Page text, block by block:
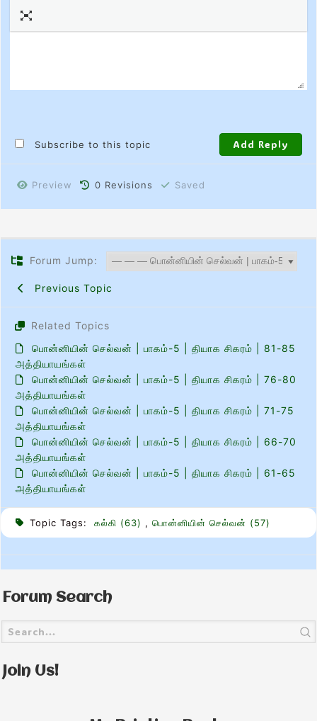
Subscribe to this topic
Preview 0 Revisions Saved
Forum Jump:
Previous Topic
Related Topics
பொன்னியின் செல்வன் | பாகம்-5 | தியாக சிகரம் | 81-85
அத்தியாயங்கள்
பொன்னியின் செல்வன் | பாகம்-5 | தியாக சிகரம் | 76-80
அத்தியாயங்கள்
பொன்னியின் செல்வன் | பாகம்-5 | தியாக சிகரம் | 71-75
அத்தியாயங்கள்
பொன்னியின் செல்வன் | பாகம்-5 | தியாக சிகரம் | 66-70
அத்தியாயங்கள்
பொன்னியின் செல்வன் | பாகம்-5 | தியாக சிகரம் | 61-65
அத்தியாயங்கள்
Topic Tags: கல்கி (63) , பொன்னியின் செல்வன் (57)
Forum Search
Join Us!